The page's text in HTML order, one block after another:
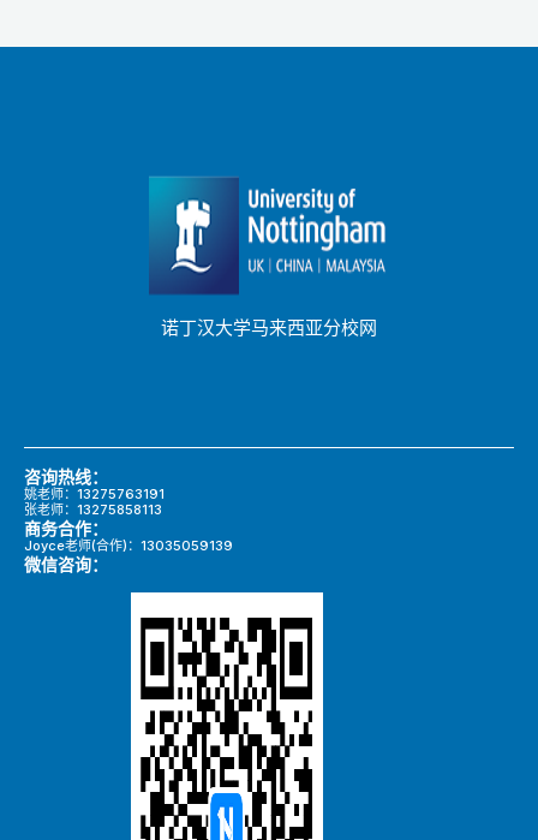
诺丁汉大学马来西亚分校网
咨询热线：
姚老师：13275763191
张老师：13275858113
商务合作：
Joyce老师(合作)：13035059139
微信咨询：